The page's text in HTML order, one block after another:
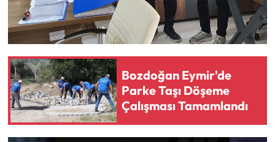
Bozdoğan Eymir'de
Parke Taşı Döşeme
Çalışması Tamamlandı